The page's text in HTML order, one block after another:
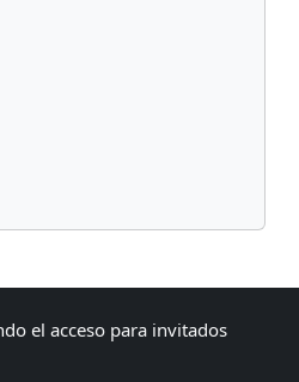
el acceso para invitados